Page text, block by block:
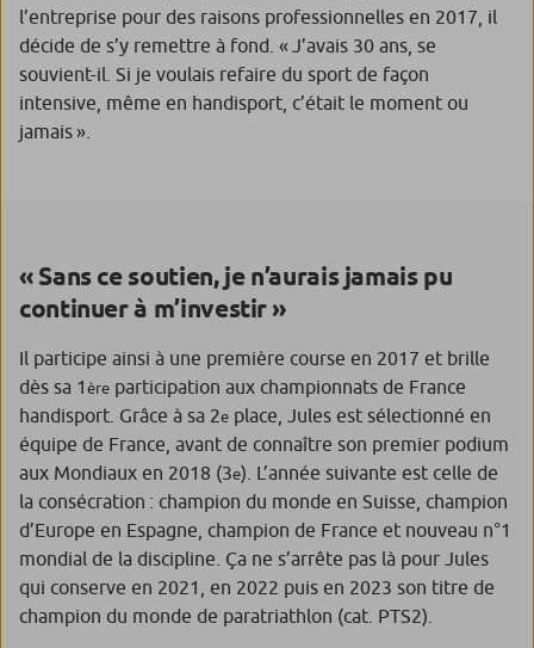
l’entreprise pour des raisons professionnelles en 2017, il
décide de s’y remettre à fond. « J’avais 30 ans, se
souvient-il. Si je voulais refaire du sport de façon
intensive, même en handisport, c’était le moment ou
jamais ».
« Sans ce soutien, je n’aurais jamais pu
continuer à m’investir »
Il participe ainsi à une première course en 2017 et brille
dès sa 1ère participation aux championnats de France
handisport. Grâce à sa 2e place, Jules est sélectionné en
équipe de France, avant de connaître son premier podium
aux Mondiaux en 2018 (3e). L’année suivante est celle de
la consécration : champion du monde en Suisse, champion
d’Europe en Espagne, champion de France et nouveau n°1
mondial de la discipline. Ça ne s’arrête pas là pour Jules
qui conserve en 2021, en 2022 puis en 2023 son titre de
champion du monde de paratriathlon (cat. PTS2).